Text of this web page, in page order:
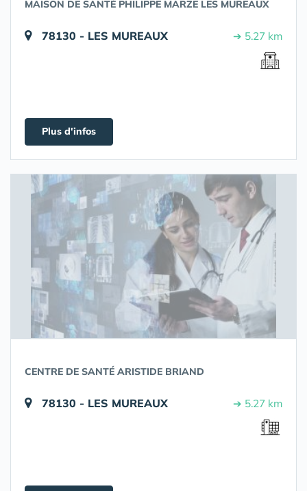
MAISON DE SANTÉ PHILIPPE MARZE LES MUREAUX
78130 - LES MUREAUX ➔ 5.27 km
Plus d'infos
CENTRE DE SANTÉ ARISTIDE BRIAND
78130 - LES MUREAUX ➔ 5.27 km